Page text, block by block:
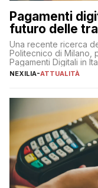
Pagamenti
futuro delle
Una recente ricerca
Politecnico di Milano,
Pagamenti Digitali in
definitivi del primo
NEXILIA-ATTUALITÀ